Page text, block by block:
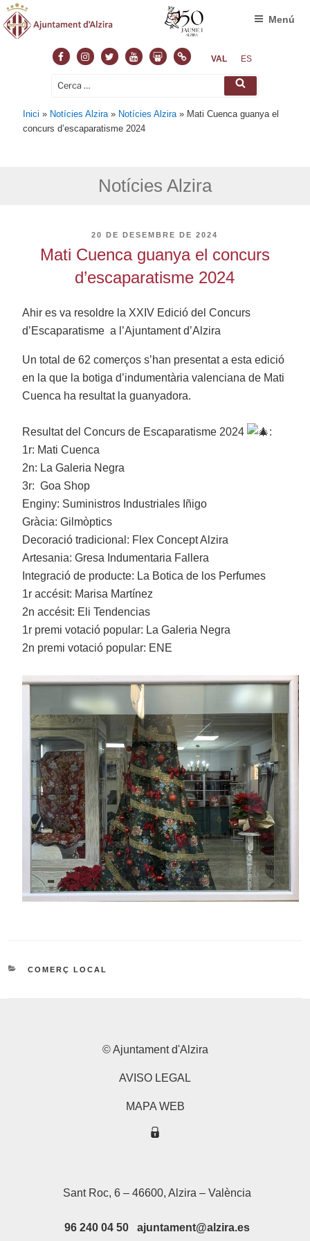
FacebookInstagram
TwitterYoutubeSlideshare
NormasVAL ES
Cerca: Cerca
Menú
Inici » Notícies Alzira » Notícies Alzira » Mati Cuenca guanya el
concurs d’escaparatisme 2024
Notícies Alzira
PUBLICAT
20 DE DESEMBRE DE 2024
Mati Cuenca guanya el concurs
d’escaparatisme 2024
Ahir es va resoldre la XXIV Edició del Concurs
d’Escaparatisme a l’Ajuntament d’Alzira
Un total de 62 comerços s’han presentat a esta edició
en la que la botiga d’indumentària valenciana de Mati
Cuenca ha resultat la guanyadora.
Resultat del Concurs de Escaparatisme 2024
:
1r: Mati Cuenca
2n: La Galeria Negra
3r: Goa Shop
Enginy: Suministros Industriales Iñigo
Gràcia: Gilmòptics
Decoració tradicional: Flex Concept Alzira
Artesania: Gresa Indumentaria Fallera
Integració de producte: La Botica de los Perfumes
1r accésit: Marisa Martínez
2n accésit: Eli Tendencias
1r premi votació popular: La Galeria Negra
2n premi votació popular: ENE
CATEGORIES
COMERÇ LOCAL
© Ajuntament d'Alzira
AVISO LEGAL
MAPA WEB
Sant Roc, 6 – 46600, Alzira – València
96 240 04 50 ajuntament@alzira.es